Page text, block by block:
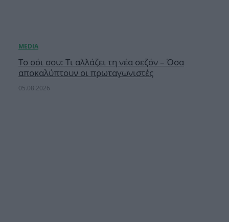
Το σόι σου: Τι αλλάζει τη νέα σεζόν – Όσα
αποκαλύπτουν οι πρωταγωνιστές
05.08.2026